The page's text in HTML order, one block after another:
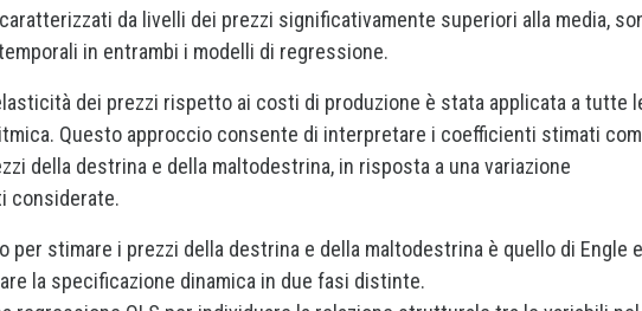
da livelli dei prezzi significativamente superiori alla media,
in entrambi i modelli di regressione.
dei prezzi rispetto ai costi di produzione è stata applicata a tutte
Questo approccio consente di interpretare i coefficienti stimati
della destrina e della maltodestrina, in risposta a una variazione
considerate.
per stimare i prezzi della destrina e della maltodestrina è quello di Engle e
la specificazione dinamica in due fasi distinte.